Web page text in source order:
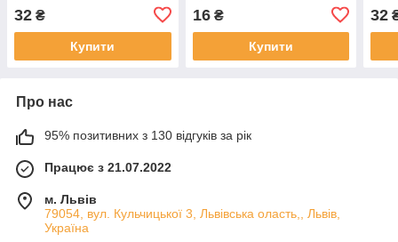
закритий
32 ₴
Купити
16₴
Купити
32
Про нас
95% позитивних з 130 відгуків за рік
Працює з 21.07.2022
м. Львів
79054, вул. Кульчицької 3, Львівська оласть,, Львів,
Україна